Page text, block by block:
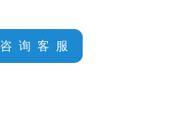
咨 询 客 服